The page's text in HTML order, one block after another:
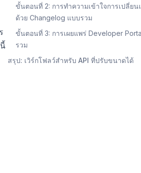
ขั้นตอนที่ 2: การทำความเข้าใจการเปลี่ยน
ด้วย Changelog แบบรวม
ขั้นตอนที่ 3: การเผยแพร่ Developer
รวม
สรุป: เวิร์กโฟลว์สำหรับ API ที่ปรับขนาดได้